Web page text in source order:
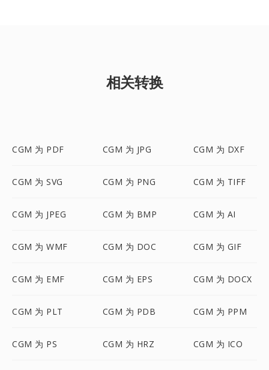
相关转换
CGM 为 PDF CGM 为 JPG CGM 为 DXF
CGM 为 SVG CGM 为 PNG CGM 为 TIFF
CGM 为 JPEG CGM 为 BMP CGM 为 AI
CGM 为 WMF CGM 为 DOC CGM 为 GIF
CGM 为 EMF CGM 为 EPS CGM 为 DOCX
CGM 为 PLT CGM 为 PDB CGM 为 PPM
CGM 为 PS CGM 为 HRZ CGM 为 ICO